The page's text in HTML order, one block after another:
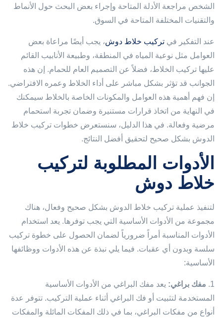
الشخص مراجعة الأدلة المتاحة وإجراء بعض البحث حول الأنماط
والتقنيات المختلفة المتاحة في السوق.
عند التفكير في تركيب خلاط دوش، يجب أيضًا مراعاة بعض
العوامل مثل نوعية المياه في المنطقة، وطبيعة الأنابيب القائم
عليها تركيب الخلاط، فضلاً عن التصميم العام للحمام. إن هذه
الجوانب قد تؤثر بشكل مباشر على أداء الخلاط وعمره الافتراضي.
إن فهم أهمية هذه العوامل والمكونات الخاصة بالخلاط سيمكنك
في النهاية من اتخاذ قرارات مستنيرة وضمان تجربة استحمام
مرضية وفعالة. في هذا الدليل، سنستعرض خطوات تركيب خلاط
الدوش بشكل صحيح لتحقيق أفضل النتائج.
الأدوات المطلوبة لتركيب
خلاط دوش
لتنفيذ عملية تركيب خلاط الدوش بشكل صحيح وفعال، هناك
مجموعة من الأدوات الأساسية التي يجب توفرها. يعد استخدام
الأدوات المناسبة أمراً ضرورياً لضمان الحصول على خطوة تركيب
سلسة وبدون أي عقبات. فيما يلي نبذة عن هذه الأدوات ووظائفها
الأساسية:
1. مفك براغي: يعد مفك البراغي من الأدوات الأساسية
المستخدمة لتثبيت أو فك البراغي أثناء عملية التركيب. تتوفر عدة
أنواع من مفكات البراغي، بما في ذلك المفكات المائلة والمفكات